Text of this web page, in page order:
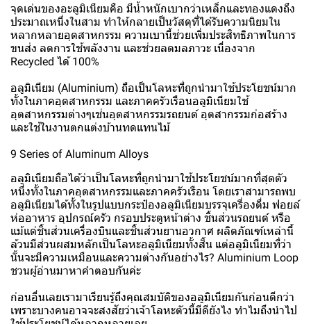
จุดเด่นของอะลูมิเนียมคือ มีน้ำหนักเบากว่าเหล็กและทองแดงถึง
ประมาณหนึ่งในสาม ทำให้กลายเป็นวัสดุที่ได้รับความนิยมใน
หลากหลายอุตสาหกรรม ความเบานี้ช่วยเพิ่มประสิทธิภาพในการ
ขนส่ง ลดการใช้พลังงาน และช่วยลดมลภาวะ เนื่องจาก
Recycled ได้ 100%
อลูมิเนียม (Aluminium) ถือเป็นโลหะที่ถูกนำมาใช้ประโยชน์มาก
ทั้งในภาคอุตสาหกรรม และภาคครัวเรือนอลูมิเนียมใช้
อุตสาหกรรมต่างๆเช่นอุตสาหกรรมรถยนต์ อุตสากรรมก่อสร้าง
และใช้ในงานตกแต่งบ้านทดแทนไม้
9 Series of Aluminum Alloys
อลูมิเนียมถือได้ว่าเป็นโลหะที่ถูกนำมาใช้ประโยชน์มากที่สุดตัว
หนึ่งทั้งในภาคอุตสาหกรรมและภาคครัวเรือน โดยเราสามารถพบ
อลูมิเนียมได้ทั้งในรูปแบบกระป๋องอลูมิเนียมบรรจุเครื่องดื่ม ฟอยล์
ห่ออาหาร อุปกรณ์ครัว กรอบประตูหน้าต่าง ชิ้นส่วนรถยนต์ หรือ
แม้แต่ชิ้นส่วนเครื่องบินและชิ้นส่วนยานอวกาศ ผลิตภัณฑ์เหล่านี้
ล้วนมีส่วนผสมหลักเป็นโลหะอลูมิเนียมทั้งสิ้น แต่อลูมิเนียมที่ว่า
นั้นจะมีความเหมือนและความต่างกันอย่างไร? Aluminium Loop
ชวนผู้อ่านมาหาคำตอบกันค่ะ
ก่อนอื่นเลยเรามาเรียนรู้ถึงคุณสมบัติของอลูมิเนียมกันก่อนดีกว่า
เพราะบางคนอาจจะสงสัยว่าเจ้าโลหะตัวนี้มีดียังไง ทำไมถึงนำไป